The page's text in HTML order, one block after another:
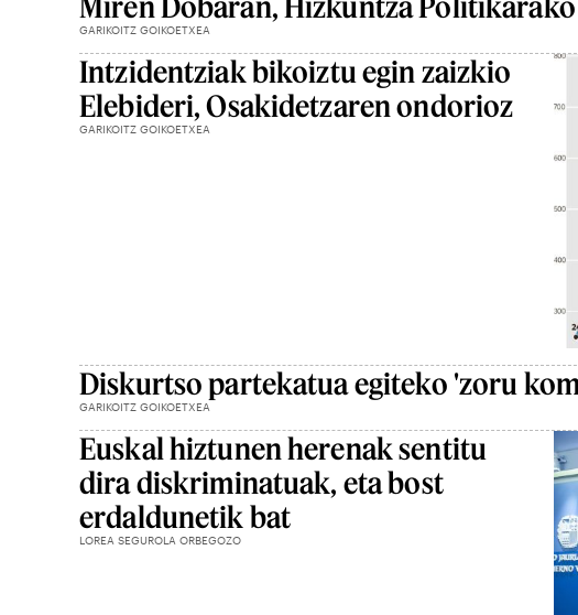
GARIKOITZ GOIKOETXEA
Intzidentziak bikoiztu egin zaizkio
Elebideri, Osakidetzaren ondorioz
GARIKOITZ GOIKOETXEA
Diskurtso partekatua egiteko 'zoru
GARIKOITZ GOIKOETXEA
Euskal hiztunen herenak sentitu
dira diskriminatuak, eta bost
erdaldunetik bat
LOREA SEGUROLA ORBEGOZO